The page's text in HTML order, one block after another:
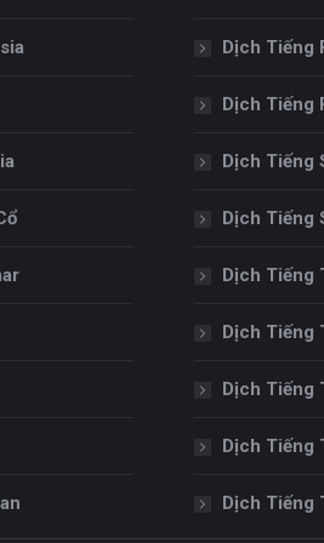
Dịch Tiếng
Dịch Tiếng
Dịch Tiếng
Dịch Tiếng
Dịch Tiếng
Dịch Tiếng
Dịch Tiếng
Dịch Tiếng
Dịch Tiếng